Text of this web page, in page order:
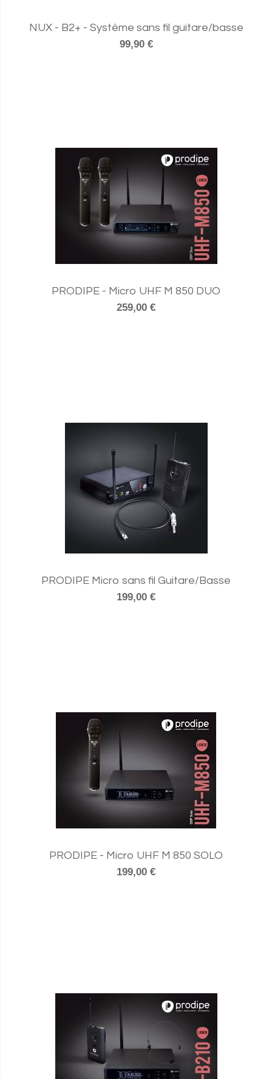
NUX - B2+ - Système sans fil guitare/basse
99,90 €
PRODIPE - Micro UHF M 850 DUO
259,00 €
PRODIPE Micro sans fil Guitare/Basse
199,00 €
PRODIPE - Micro UHF M 850 SOLO
199,00 €